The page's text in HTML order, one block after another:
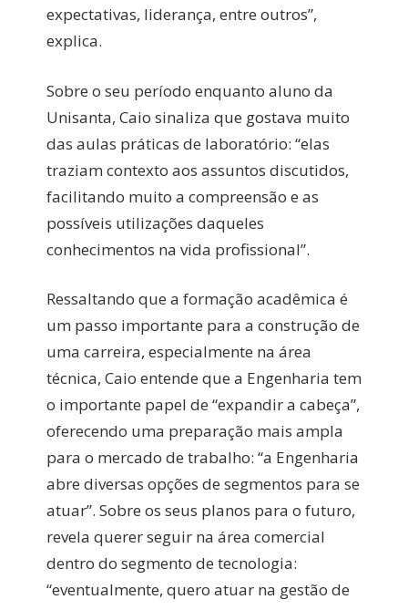
expectativas, liderança, entre outros”,
explica.
Sobre o seu período enquanto aluno da
Unisanta, Caio sinaliza que gostava muito
das aulas práticas de laboratório: “elas
traziam contexto aos assuntos discutidos,
facilitando muito a compreensão e as
possíveis utilizações daqueles
conhecimentos na vida profissional”.
Ressaltando que a formação acadêmica é
um passo importante para a construção de
uma carreira, especialmente na área
técnica, Caio entende que a Engenharia tem
o importante papel de “expandir a cabeça”,
oferecendo uma preparação mais ampla
para o mercado de trabalho: “a Engenharia
abre diversas opções de segmentos para se
atuar”. Sobre os seus planos para o futuro,
revela querer seguir na área comercial
dentro do segmento de tecnologia:
“eventualmente, quero atuar na gestão de